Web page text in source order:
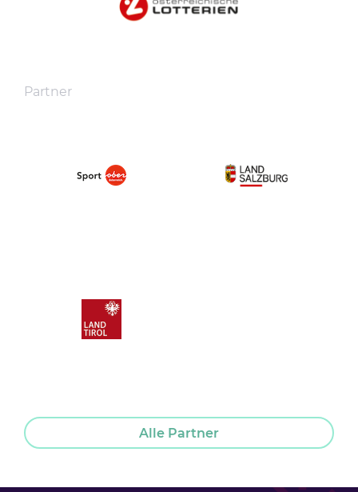
Partner
Alle Partner